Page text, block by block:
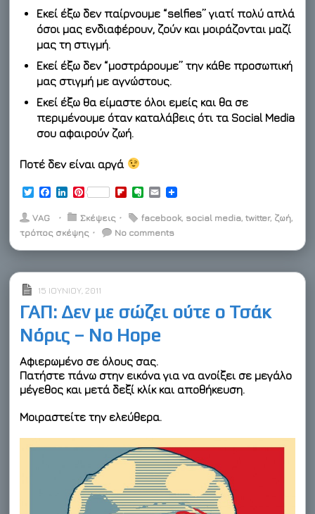
Εκεί έξω δεν παίρνουμε “selfies” γιατί πολύ απλά
όσοι μας ενδιαφέρουν, ζούν και μοιράζονται μαζί
μας τη στιγμή.
Εκεί έξω δεν “μοστράρουμε” την κάθε προσωπική
μας στιγμή με αγνώστους.
Εκεί έξω θα είμαστε όλοι εμείς και θα σε
περιμένουμε όταν καταλάβεις ότι τα Social Media
σου αφαιρούν ζωή.
Ποτέ δεν είναι αργά
T
i
t
e
F
b
o
k
L
n
k
e
d
n
P
n
e
r
s
F
i
p
b
o
r
e
n
o
e
E
a
l
VAG ⋅ Σκέψεις ⋅ facebook, social media,twitter, ζωή,
τρόπος σκέψης ⋅ No comments
15 ΙΟΥΝΊΟΥ, 2011
ΓΑΠ: Δεν με σώζει ούτε ο Τσάκ
Νόρις – No Hope
Αφιερωμένο σε όλους σας.
Πατήστε πάνω στην εικόνα για να ανοίξει σε μεγάλο
μέγεθος και μετά δεξί κλίκ και αποθήκευση.
Μοιραστείτε την ελεύθερα.